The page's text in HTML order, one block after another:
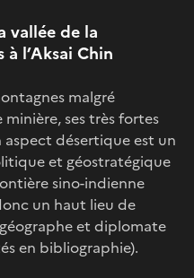
vallée de la
à l’Aksai Chin
malgré
minière, ses très fortes
désertique est un
et géostratégique
sino-indienne
un haut lieu de
et diplomate
en bibliographie).